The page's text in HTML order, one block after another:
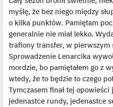
myślę, że bez niego między
o kilka punktów. Pamiętam
generalnie nie miał lekko.
trafiony transfer, w pierwszym
Sprowadzenie Lenarcika
mordzie, bo pamiętałem go z
wtedy, że to będzie to czego
Tymczasem finał tej
jedenastce rundy, jedenastce